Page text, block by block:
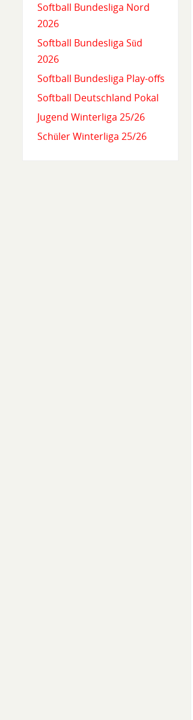
Softball Bundesliga Nord
2026
Softball Bundesliga Süd
2026
Softball Bundesliga Play-offs
Softball Deutschland Pokal
Jugend Winterliga 25/26
Schüler Winterliga 25/26